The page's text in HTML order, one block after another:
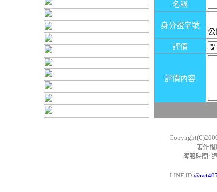
名稱
身分證字號
公
評價
評價內容
著作
客服時間:
LINE ID: